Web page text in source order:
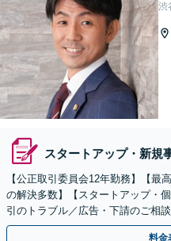
渋
スタートアップ・新規
【公正取引委員会12年勤務】【最
の解決多数】【スタートアップ・
引のトラブル／広告・下請のご相
み。株式の相続／誹謗中傷対策に
料金